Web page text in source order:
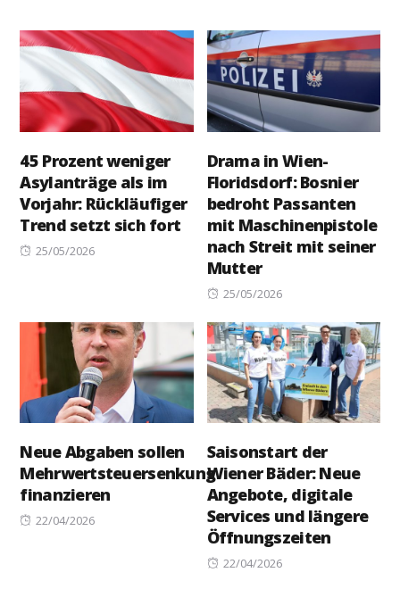
45 Prozent weniger
Asylanträge als im
Vorjahr: Rückläufiger
Trend setzt sich fort
Posted
25/05/2026
Drama in Wien-
Floridsdorf: Bosnier
bedroht Passanten
mit Maschinenpistole
nach Streit mit seiner
Mutter
Posted
25/05/2026
Neue Abgaben sollen
Mehrwertsteuersenkung
finanzieren
Posted
22/04/2026
Saisonstart der
Wiener Bäder: Neue
Angebote, digitale
Services und längere
Öffnungszeiten
Posted
22/04/2026